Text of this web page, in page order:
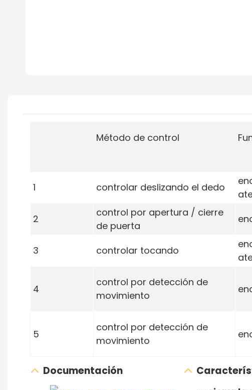
Método de control
1
controlar deslizando el dedo
2
control por apertura / cierre
de puerta
3 controlar tocando
4
control por detección de
movimiento
5
control por detección de
movimiento
Documentación